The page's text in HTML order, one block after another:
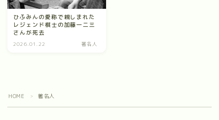
ひふみんの愛称で親しまれた
レジェンド棋士の加藤一二三
さんが死去
2026.01.22 著名人
HOME ＞ 著名人